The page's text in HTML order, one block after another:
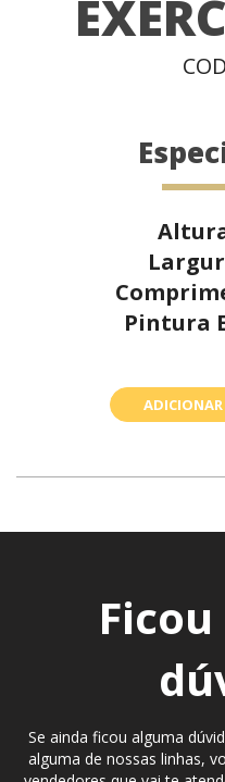
Pintura
Se ainda ficou alguma
alguma de nossas linhas,